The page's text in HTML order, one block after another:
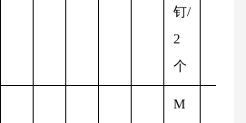
钉/
2
个
M